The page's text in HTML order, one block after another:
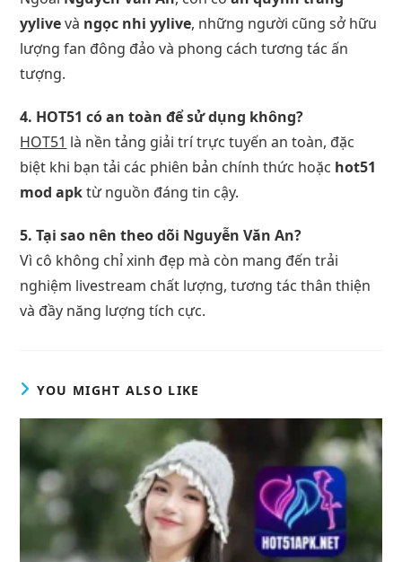
yylivevà ngọc nhi yylive, những người cũng sở hữu
lượng fan đông đảo và phong cách tương tác ấn
tượng.
4. HOT51 có an toàn để sử dụng không?
HOT51 là nền tảng giải trí trực tuyến an toàn, đặc
biệt khi bạn tải các phiên bản chính thức hoặc hot51
mod apktừ nguồn đáng tin cậy.
5. Tại sao nên theo dõi Nguyễn Văn An?
Vì cô không chỉ xinh đẹp mà còn mang đến trải
nghiệm livestream chất lượng, tương tác thân thiện
và đầy năng lượng tích cực.
YOU MIGHT ALSO LIKE